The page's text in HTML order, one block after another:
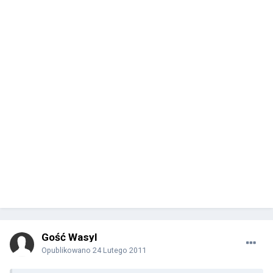
Gość Wasyl
Opublikowano 24 Lutego 2011